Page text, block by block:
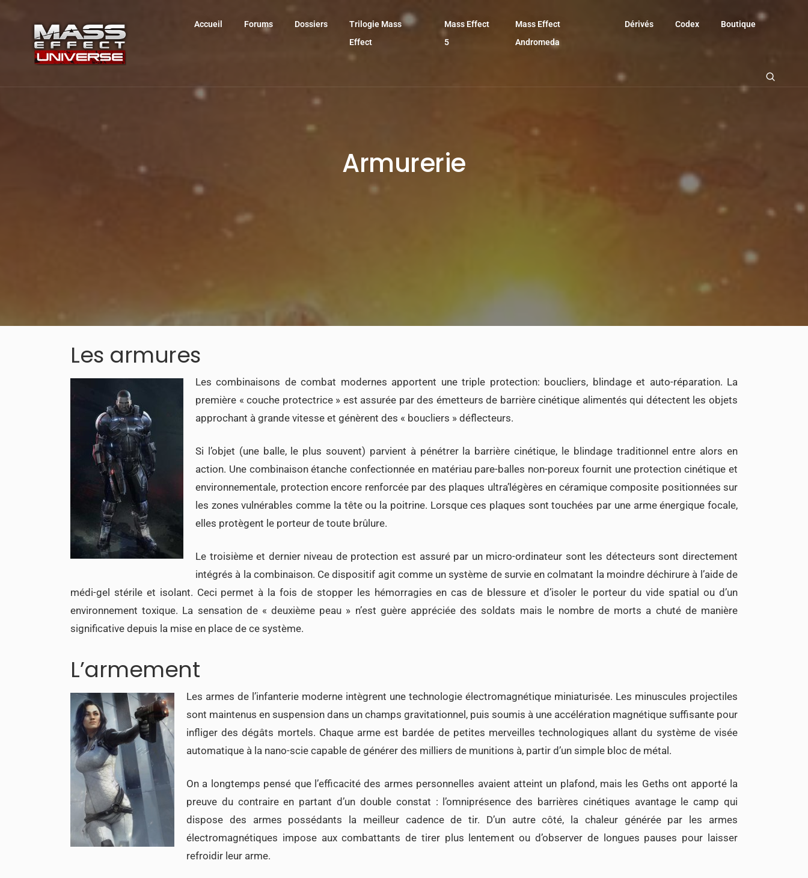
Accueil Forums Dossiers
Trilogie Mass
Effect
Mass Effect
5
Mass Effect
Andromeda
Dérivés Codex Boutique
Armurerie
Les armures
Les combinaisons de combat modernes apportent une triple protection: boucliers, blindage et auto-réparation. La
première « couche protectrice » est assurée par des émetteurs de barrière cinétique alimentés qui détectent les objets
approchant à grande vitesse et génèrent des « boucliers » déflecteurs.
Si l’objet (une balle, le plus souvent) parvient à pénétrer la barrière cinétique, le blindage traditionnel entre alors en
action. Une combinaison étanche confectionnée en matériau pare-balles non-poreux fournit une protection cinétique et
environnementale, protection encore renforcée par des plaques ultra’légères en céramique composite positionnées sur
les zones vulnérables comme la tête ou la poitrine. Lorsque ces plaques sont touchées par une arme énergique focale,
elles protègent le porteur de toute brûlure.
Le troisième et dernier niveau de protection est assuré par un micro-ordinateur sont les détecteurs sont directement
intégrés à la combinaison. Ce dispositif agit comme un système de survie en colmatant la moindre déchirure à l’aide de
médi-gel stérile et isolant. Ceci permet à la fois de stopper les hémorragies en cas de blessure et d’isoler le porteur du vide spatial ou d’un
environnement toxique. La sensation de « deuxième peau » n’est guère appréciée des soldats mais le nombre de morts a chuté de manière
significative depuis la mise en place de ce système.
L’armement
Les armes de l’infanterie moderne intègrent une technologie électromagnétique miniaturisée. Les minuscules projectiles
sont maintenus en suspension dans un champs gravitationnel, puis soumis à une accélération magnétique suffisante pour
infliger des dégâts mortels. Chaque arme est bardée de petites merveilles technologiques allant du système de visée
automatique à la nano-scie capable de générer des milliers de munitions à, partir d’un simple bloc de métal.
On a longtemps pensé que l’efficacité des armes personnelles avaient atteint un plafond, mais les Geths ont apporté la
preuve du contraire en partant d’un double constat : l’omniprésence des barrières cinétiques avantage le camp qui
dispose des armes possédants la meilleur cadence de tir. D’un autre côté, la chaleur générée par les armes
électromagnétiques impose aux combattants de tirer plus lentement ou d’observer de longues pauses pour laisser
refroidir leur arme.